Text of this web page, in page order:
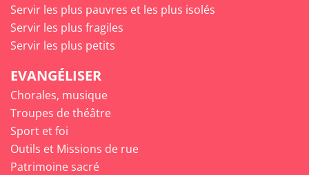
Servir les plus pauvres et les plus isolés
Servir les plus fragiles
Servir les plus petits
EVANGÉLISER
Chorales, musique
Troupes de théâtre
Sport et foi
Outils et Missions de rue
Patrimoine sacré